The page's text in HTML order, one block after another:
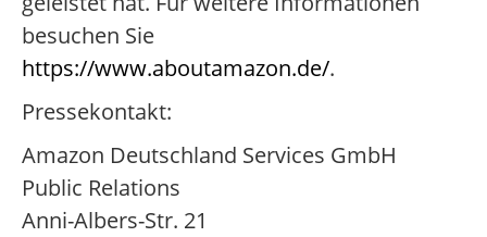
besuchen Sie
https://www.aboutamazon.de/.
Pressekontakt:
Amazon Deutschland Services GmbH
Public Relations
Anni-Albers-Str. 21